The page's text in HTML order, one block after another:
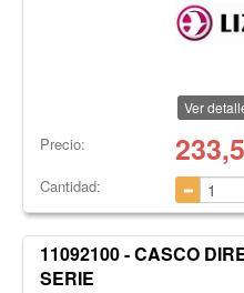
Ver
Precio:
Cantidad:
11092100 - CASCO
SERIE